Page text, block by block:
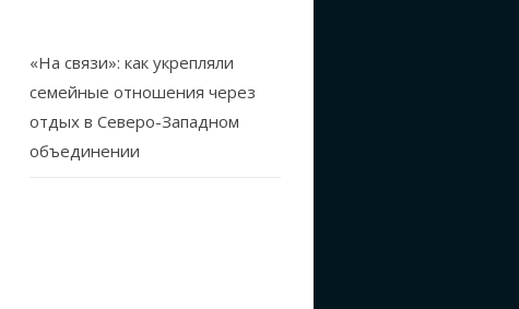
«На связи»: как укрепляли
семейные отношения через
отдых в Северо-Западном
объединении